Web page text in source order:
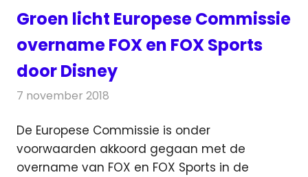
Groen licht Europese Commissie
overname FOX en FOX Sports
door Disney
7 november 2018
De Europese Commissie is onder
voorwaarden akkoord gegaan met de
overname van FOX en FOX Sports in de